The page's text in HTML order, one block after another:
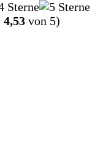
4,53 von 5)